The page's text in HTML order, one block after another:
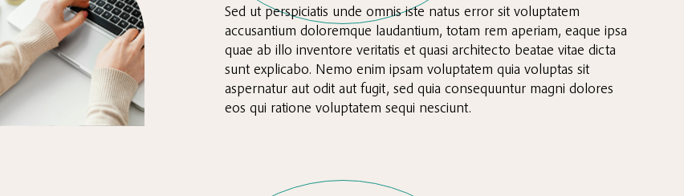
Sed ut perspiciatis unde omnis iste natus error sit voluptatem
accusantium doloremque laudantium, totam rem aperiam, eaque ipsa
quae ab illo inventore veritatis et quasi architecto beatae vitae dicta
sunt explicabo. Nemo enim ipsam voluptatem quia voluptas sit
aspernatur aut odit aut fugit, sed quia consequuntur magni dolores
eos qui ratione voluptatem sequi nesciunt.